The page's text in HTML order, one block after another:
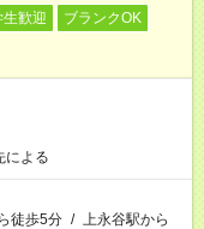
生歓迎
ブランクOK
による
徒歩5分 / 上永谷駅から